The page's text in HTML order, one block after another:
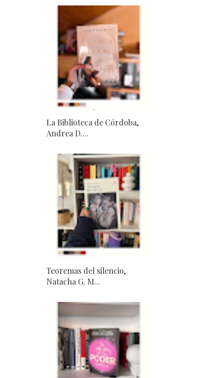
La Biblioteca de Córdoba,
Andrea D....
Teoremas del silencio,
Natacha G. M...